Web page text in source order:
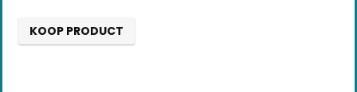
KOOP PRODUCT